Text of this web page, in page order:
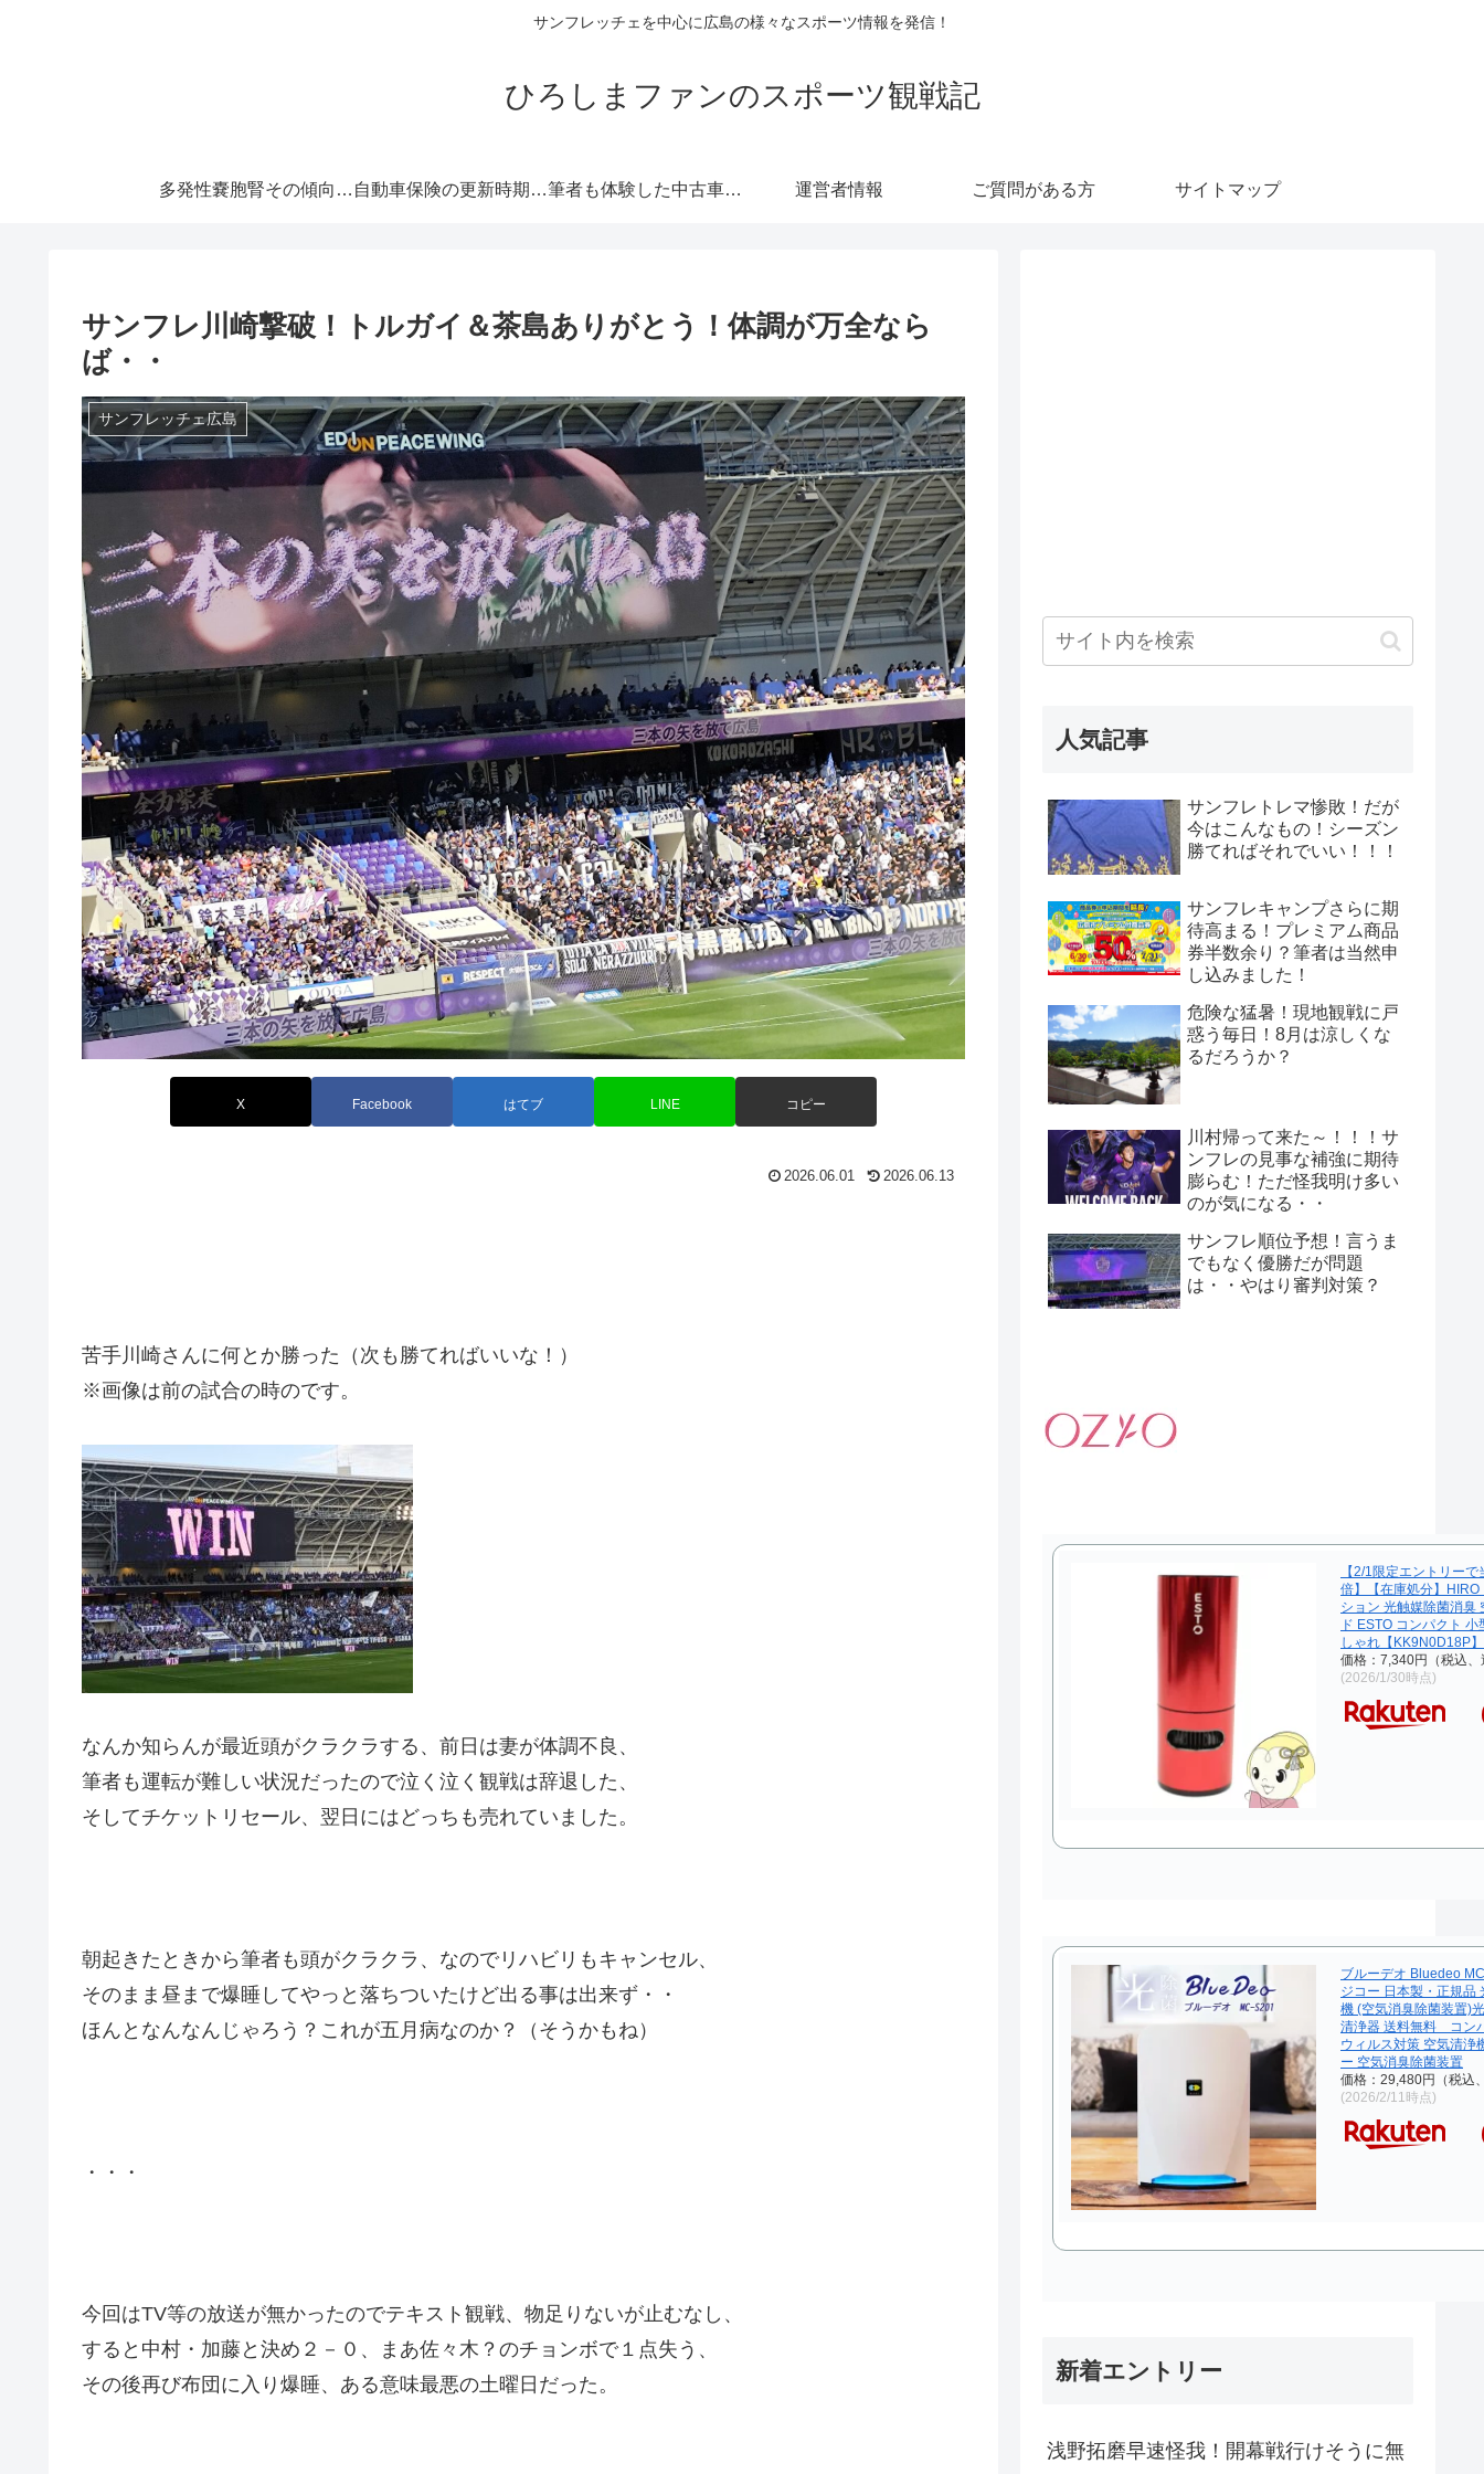
サンフレッチェを中心に広島の様々なスポーツ情報を発信！
ひろしまファンのスポーツ観戦記
多発性嚢胞腎その傾向と対策！大切な『寿命』を伸ばすには早めの処置が必須です！ 自動車保険の更新時期にご注意！危険度が高くなる！忘れると等級にも響きます！ 筆者も体験した中古車情報・トヨタ・軽自動車 広島査定実戦編！ 運営者情報 ご質問がある方 サイトマップ
サンフレ川崎撃破！トルガイ＆茶島ありがとう！体調が万全なら
ば・・
サンフレッチェ広島
X Facebook はてブ LINE コピー
2026.06.01 2026.06.13
苦手川崎さんに何とか勝った（次も勝てればいいな！）
※画像は前の試合の時のです。
なんか知らんが最近頭がクラクラする、前日は妻が体調不良、
筆者も運転が難しい状況だったので泣く泣く観戦は辞退した、
そしてチケットリセール、翌日にはどっちも売れていました。
朝起きたときから筆者も頭がクラクラ、なのでリハビリもキャンセル、
そのまま昼まで爆睡してやっと落ちついたけど出る事は出来ず・・
ほんとなんなんじゃろう？これが五月病なのか？（そうかもね）
・・・
今回はTV等の放送が無かったのでテキスト観戦、物足りないが止むなし、
すると中村・加藤と決め２－０、まあ佐々木？のチョンボで１点失う、
その後再び布団に入り爆睡、ある意味最悪の土曜日だった。
人気記事
サンフレトレマ惨敗！だが
今はこんなもの！シーズン
勝てればそれでいい！！！
サンフレキャンプさらに期
待高まる！プレミアム商品
券半数余り？筆者は当然申
し込みました！
危険な猛暑！現地観戦に戸
惑う毎日！8月は涼しくな
るだろうか？
川村帰って来た～！！！サ
ンフレの見事な補強に期待
膨らむ！ただ怪我明け多い
のが気になる・・
サンフレ順位予想！言うま
でもなく優勝だが問題
は・・やはり審判対策？
【2/1限定エントリー
倍】【在庫処分】HIRO
ション 光触媒除菌消臭
ド ESTO コンパクト
しゃれ【KK9N0D18P】
価格：7,340円（税込、
(2026/1/30時点)
ブルーデオ Bluedeo
ジコー 日本製・正規品
機 (空気消臭除菌装置)
清浄器 送料無料 コン
ウィルス対策 空気清浄
ー 空気消臭除菌装置
価格：29,480円（税込
(2026/2/11時点)
新着エントリー
浅野拓磨早速怪我！開幕戦行けそうに無